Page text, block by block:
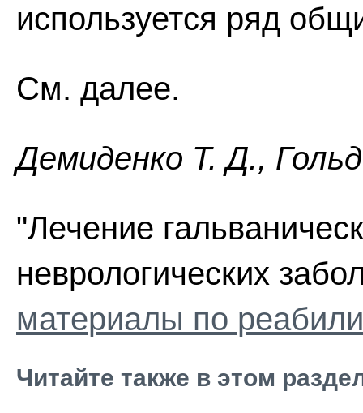
используется ряд
См. далее.
Демиденко Т. Д.,
"Лечение
неврологических
материалы по
Читайте также в этом